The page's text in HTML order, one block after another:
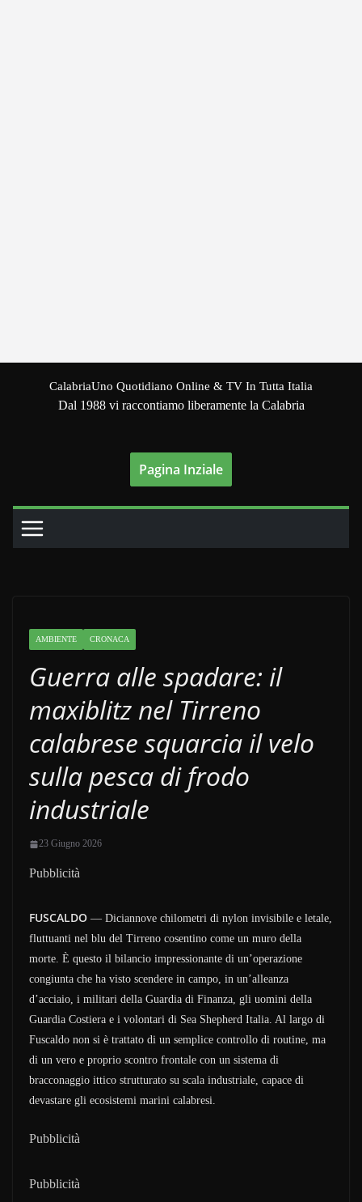
CalabriaUno Quotidiano Online & TV In Tutta Italia
Dal 1988 vi raccontiamo liberamente la Calabria
Pagina Inziale
AMBIENTE CRONACA
Guerra alle spadare: il
maxiblitz nel Tirreno
calabrese squarcia il velo
sulla pesca di frodo
industriale
23 Giugno 2026
Pubblicità
FUSCALDO — Diciannove chilometri di nylon invisibile e letale,
fluttuanti nel blu del Tirreno cosentino come un muro della
morte. È questo il bilancio impressionante di un’operazione
congiunta che ha visto scendere in campo, in un’alleanza
d’acciaio, i militari della Guardia di Finanza, gli uomini della
Guardia Costiera e i volontari di Sea Shepherd Italia. Al largo di
Fuscaldo non si è trattato di un semplice controllo di routine, ma
di un vero e proprio scontro frontale con un sistema di
bracconaggio ittico strutturato su scala industriale, capace di
devastare gli ecosistemi marini calabresi.
Pubblicità
Pubblicità